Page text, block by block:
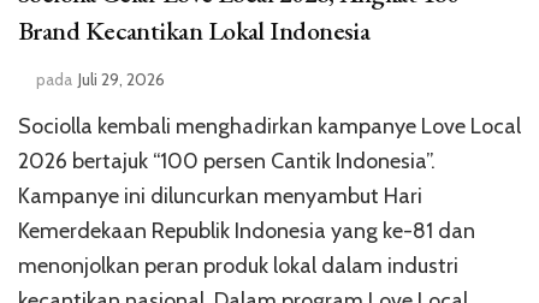
Brand Kecantikan Lokal Indonesia
pada Juli 29, 2026
Sociolla kembali menghadirkan kampanye Love Local
2026 bertajuk “100 persen Cantik Indonesia”.
Kampanye ini diluncurkan menyambut Hari
Kemerdekaan Republik Indonesia yang ke-81 dan
menonjolkan peran produk lokal dalam industri